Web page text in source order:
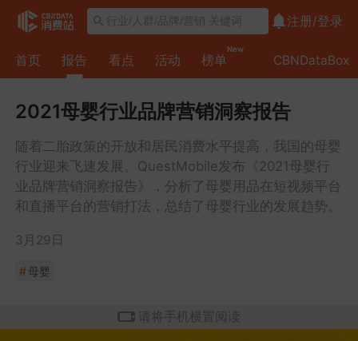
注册/登录
首页 报告 看点 活动 榜单
New
CBNDataBox
2021母婴行业品牌营销洞察报告
随着二胎政策的开放和居民消费水平提高，我国的母婴
行业迎来飞速发展。QuestMobile发布《2021母婴行
业品牌营销洞察报告》，分析了母婴用品在短视频平台
和直播平台的营销打法，总结了母婴行业的发展趋势。
3月29日
# 母婴
请将手机横置阅读